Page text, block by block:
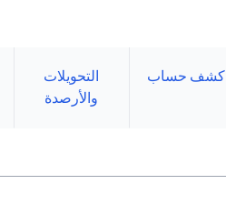
كشف حساب
التحويلات
والأرصدة